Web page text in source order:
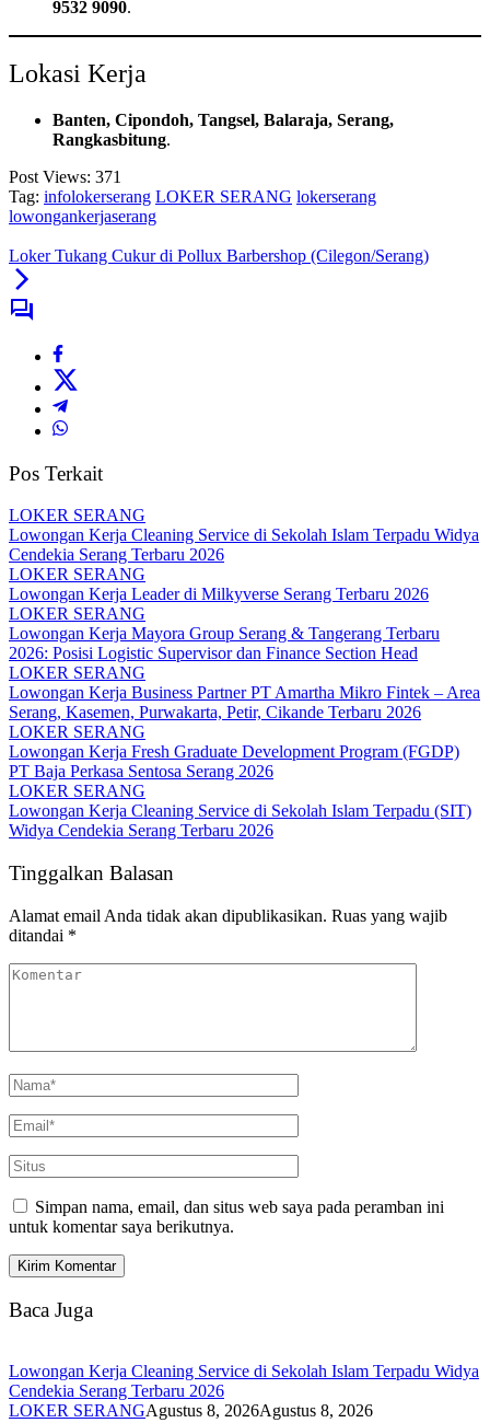
9532 9090.
Lokasi Kerja
Banten, Cipondoh, Tangsel, Balaraja, Serang,
Rangkasbitung.
Post Views: 371
Tag: infolokerserang LOKER SERANG lokerserang
lowongankerjaserang
Loker Tukang Cukur di Pollux Barbershop (Cilegon/Serang)
Pos Terkait
LOKER SERANG
Lowongan Kerja Cleaning Service di Sekolah Islam Terpadu Widya
Cendekia Serang Terbaru 2026
LOKER SERANG
Lowongan Kerja Leader di Milkyverse Serang Terbaru 2026
LOKER SERANG
Lowongan Kerja Mayora Group Serang & Tangerang Terbaru
2026: Posisi Logistic Supervisor dan Finance Section Head
LOKER SERANG
Lowongan Kerja Business Partner PT Amartha Mikro Fintek – Area
Serang, Kasemen, Purwakarta, Petir, Cikande Terbaru 2026
LOKER SERANG
Lowongan Kerja Fresh Graduate Development Program (FGDP)
PT Baja Perkasa Sentosa Serang 2026
LOKER SERANG
Lowongan Kerja Cleaning Service di Sekolah Islam Terpadu (SIT)
Widya Cendekia Serang Terbaru 2026
Tinggalkan Balasan
Alamat email Anda tidak akan dipublikasikan. Ruas yang wajib
ditandai *
Simpan nama, email, dan situs web saya pada peramban ini
untuk komentar saya berikutnya.
Baca Juga
Lowongan Kerja Cleaning Service di Sekolah Islam Terpadu Widya
Cendekia Serang Terbaru 2026
LOKER SERANGAgustus 8, 2026Agustus 8, 2026